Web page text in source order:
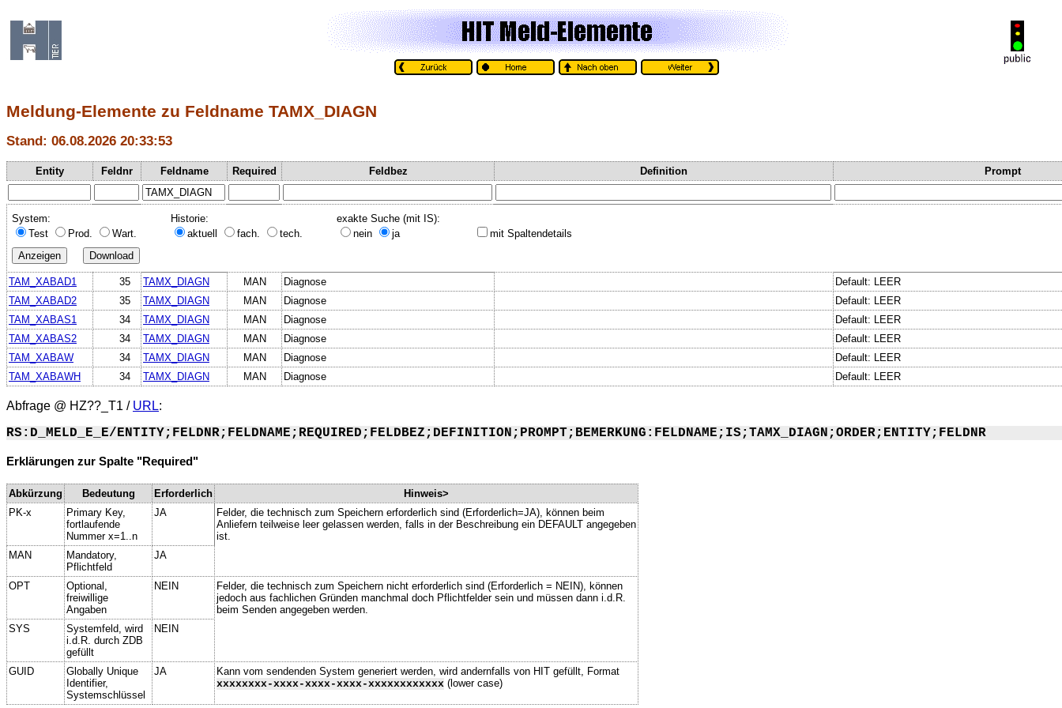
Meldung-Elemente zu Feldname TAMX_DIAGN
Stand: 06.08.2026 20:33:53
Entity Feldnr Feldname Required Feldbez Definition Prompt
System:
Test
Prod. Wart.
Historie:
aktuell
fach. tech.
exakte Suche (mit IS):
nein
ja mit Spaltendetails
TAM_XABAD1 35 TAMX_DIAGN MAN Diagnose
Default: LEER
TAM_XABAD2
35 TAMX_DIAGN MAN Diagnose
Default: LEER
TAM_XABAS1
34 TAMX_DIAGN MAN Diagnose
Default: LEER
TAM_XABAS2
34 TAMX_DIAGN MAN Diagnose
Default: LEER
TAM_XABAW
34 TAMX_DIAGN MAN Diagnose
Default: LEER
TAM_XABAWH
34 TAMX_DIAGN MAN Diagnose Default: LEER
Abfrage @ HZ??_T1 / URL:
RS:D_MELD_E_E/ENTITY;FELDNR;FELDNAME;REQUIRED;FELDBEZ;DEFINITION;PROMPT;BEMERKUNG:FELDNAME;IS;TAMX_DIAGN;ORDER;ENTITY;FELDNR
Erklärungen zur Spalte "Required"
Abkürzung Bedeutung Erforderlich
Hinweis>
PK-x
Primary Key,
fortlaufende
Nummer x=1..n
JA
Felder, die technisch zum Speichern erforderlich sind (Erforderlich=JA), können beim
Anliefern teilweise leer gelassen werden, falls in der Beschreibung ein DEFAULT angegeben
ist.
MAN
Mandatory,
Pflichtfeld
JA
OPT
Optional,
freiwillige
Angaben
NEIN
Felder, die technisch zum Speichern nicht erforderlich sind (Erforderlich = NEIN), können
jedoch aus fachlichen Gründen manchmal doch Pflichtfelder sein und müssen dann i.d.R.
beim Senden angegeben werden.
SYS
Systemfeld, wird
i.d.R. durch ZDB
gefüllt
NEIN
GUID
Globally Unique
Identifier,
Systemschlüssel
JA
Kann vom sendenden System generiert werden, wird andernfalls von HIT gefüllt, Format
xxxxxxxx-xxxx-xxxx-xxxx-xxxxxxxxxxxx (lower case)